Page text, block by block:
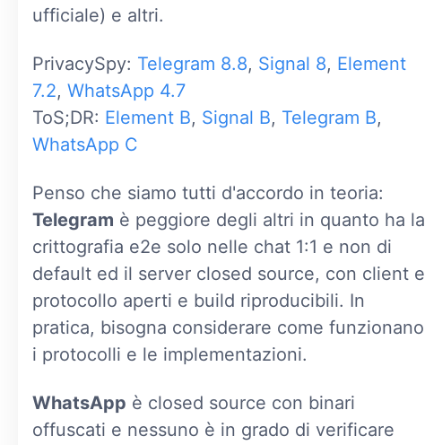
ufficiale) e altri.
PrivacySpy: Telegram 8.8, Signal 8, Element
7.2, WhatsApp 4.7
ToS;DR: Element B, Signal B, Telegram B,
WhatsApp C
Penso che siamo tutti d'accordo in teoria:
Telegram è peggiore degli altri in quanto ha la
crittografia e2e solo nelle chat 1:1 e non di
default ed il server closed source, con client e
protocollo aperti e build riproducibili. In
pratica, bisogna considerare come funzionano
i protocolli e le implementazioni.
WhatsApp è closed source con binari
offuscati e nessuno è in grado di verificare